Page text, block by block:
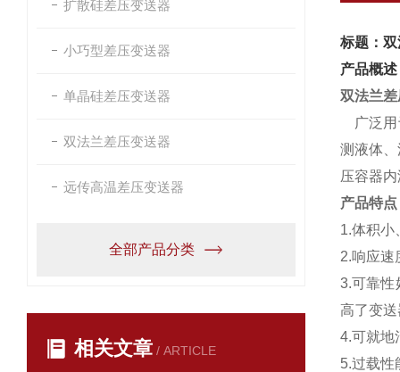
扩散硅差压变送器
小巧型差压变送器
单晶硅差压变送器
双法兰差压变送器
远传高温差压变送器
全部产品分类
相关文章 / ARTICLE
标题：
产品概述
双法兰
广泛用
测液体
压容器
产品特点
1.体积小
2.响应速
3.可靠性
高了变
4.可就地
5.过载性